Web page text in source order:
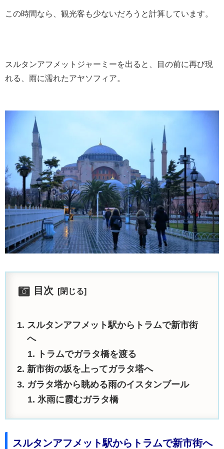
この時間なら、観光客も少ないだろうと計算しています。
スルタンアフメットジャーミーを出ると、目の前に再び現
れる、雨に濡れたアヤソフィア。
目次
スルタンアフメット駅からトラムで新市街
へ
トラムでガラタ橋を渡る
新市街の坂を上ってガラタ塔へ
ガラタ塔から眺める雨のイスタンブール
氷雨に霞むガラタ橋
スルタンアフメット駅からトラムで新市街へ